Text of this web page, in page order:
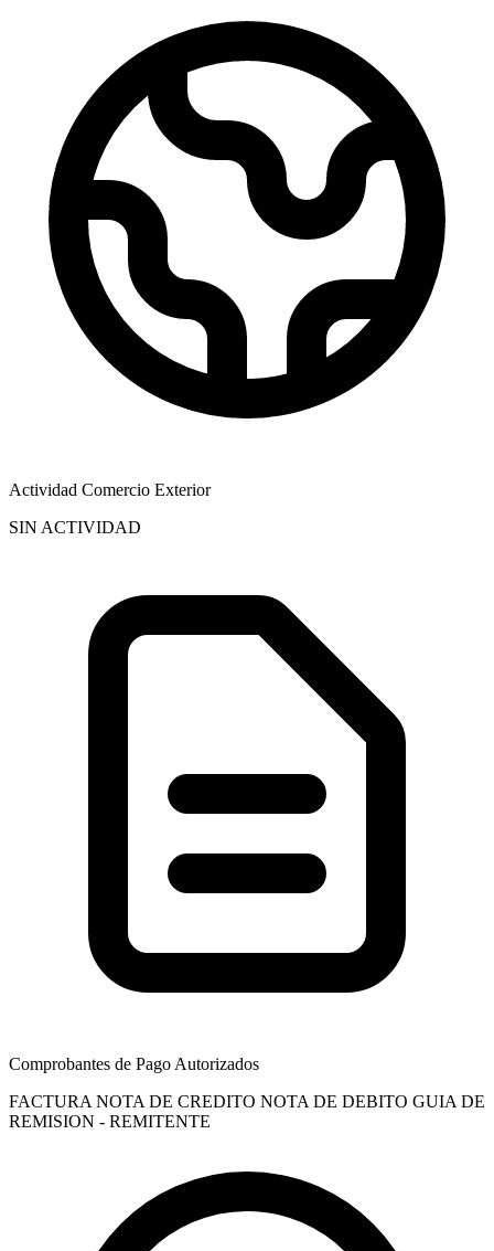
Actividad Comercio Exterior
SIN ACTIVIDAD
Comprobantes de Pago Autorizados
FACTURA NOTA DE CREDITO NOTA DE DEBITO GUIA DE
REMISION - REMITENTE